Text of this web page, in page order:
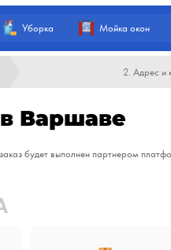
Уборка Мойка окон
2. Адрес и
Варшаве
будет выполнен партнером